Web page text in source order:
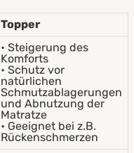
Topper
• Steigerung des
Komforts
• Schutz vor
natürlichen
Schmutzablagerungen
und Abnutzung der
Matratze
• Geeignet bei z.B.
Rückenschmerzen